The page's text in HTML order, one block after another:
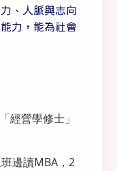
、人脈與志向
力，能為社會
經營學修士」
邊讀MBA，2